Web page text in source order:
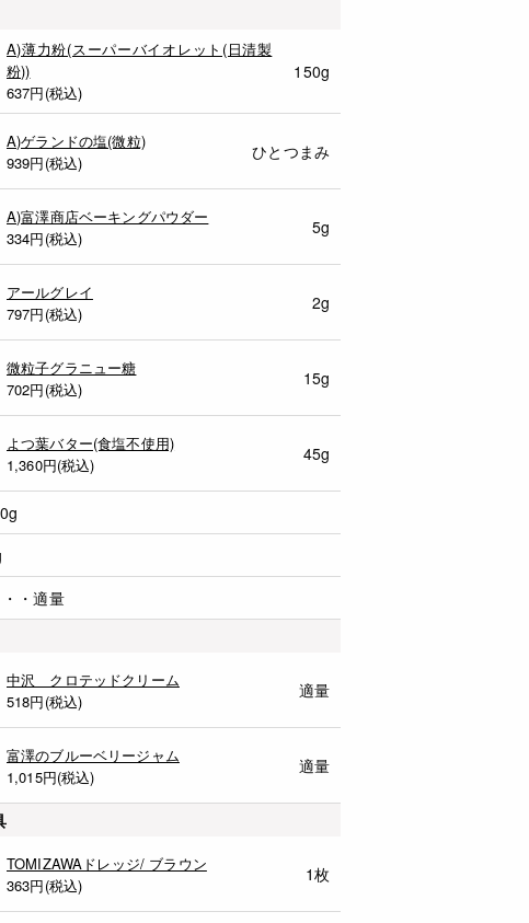
A)薄力粉(スーパーバイオレット(日清製
粉))
637円(税込)
150g
A)ゲランドの塩(微粒)
939円(税込)
ひとつまみ
A)富澤商店ベーキングパウダー
334円(税込)
5g
アールグレイ
797円(税込)
2g
微粒子グラニュー糖
702円(税込)
15g
よつ葉バター(食塩不使用)
1,360円(税込)
45g
・適量
中沢 クロテッドクリーム
518円(税込)
適量
富澤のブルーベリージャム
1,015円(税込)
適量
TOMIZAWAドレッジ/ ブラウン
363円(税込)
1枚